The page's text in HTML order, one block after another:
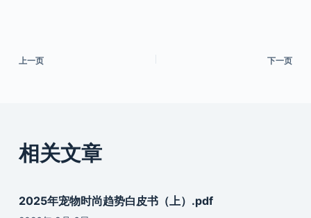
上一页 下一页
相关文章
2025年宠物时尚趋势白皮书（上）.pdf